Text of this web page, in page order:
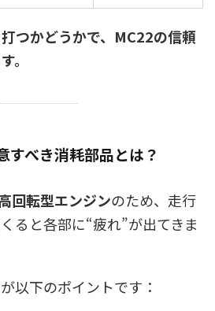
つかどうかで、MC22の信頼
。
すべき消耗部品とは？
回転型エンジンのため、走行
ると各部に“疲れ”が出てきま
以下のポイントです：